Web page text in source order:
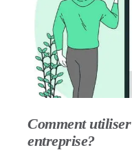
Comment
entreprise?